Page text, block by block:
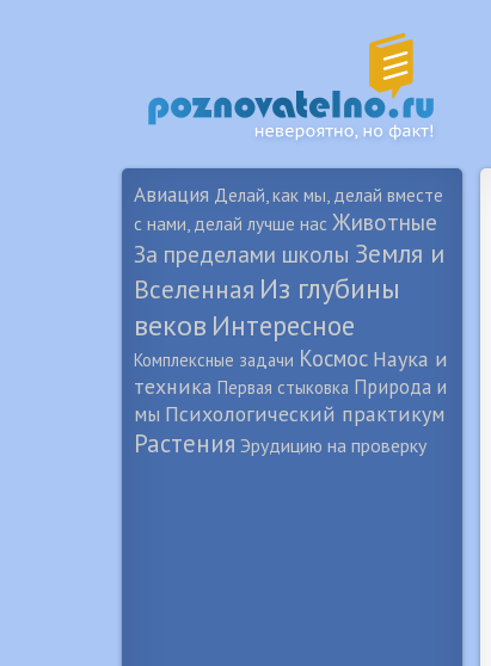
Авиация Делай, как мы, делай вместе
с нами, делай лучше нас Животные
За пределами школы Земля и
Вселенная Из глубины
веков Интересное
Комплексные задачи Космос Наука и
техника Первая стыковка Природа и
мы Психологический практикум
Растения Эрудицию на проверку